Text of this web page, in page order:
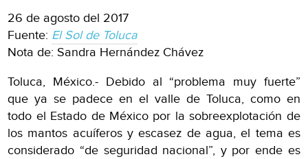
26 de agosto del 2017
Fuente: El Sol de Toluca
Nota de: Sandra Hernández Chávez
Toluca, México.- Debido al “problema muy fuerte”
que ya se padece en el valle de Toluca, como en
todo el Estado de México por la sobreexplotación de
los mantos acuíferos y escasez de agua, el tema es
considerado “de seguridad nacional”, y por ende es